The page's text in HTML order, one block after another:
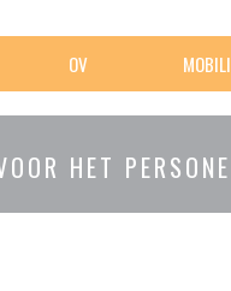
OV
HET